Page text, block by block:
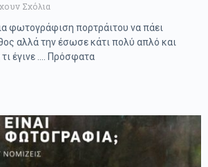
Σχόλια
φωτογράφιση πορτράιτου να πάει
αλλά την έσωσε κάτι πολύ απλό και
έγινε …. Πρόσφατα